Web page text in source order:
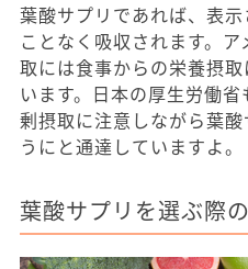
葉酸サプリであれば、表
ことなく吸収されます。
取には食事からの栄養摂
います。日本の厚生労働
剰摂取に注意しながら葉
うにと通達していますよ。
葉酸サプリを選ぶ際